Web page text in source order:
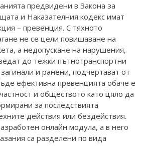
предвидени в Закона за
и Наказателния кодекс имат
– превенция. С тяхното
не се цели повишаване на
а недопускане на нарушения,
до тежки пътнотранспортни
и ранени, подчертават от
ефективна превенцията обаче е
и обществото като цяло да
за последствията
действия или бездействия.
онлайн модула, а в него
са разделени по вида